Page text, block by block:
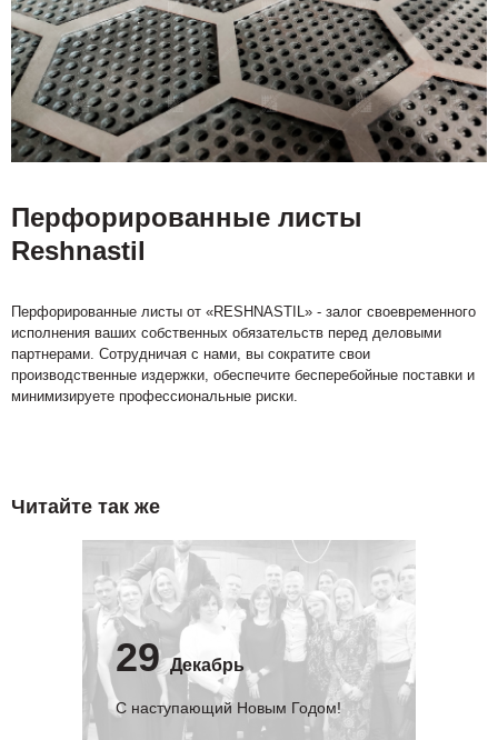
Перфорированные листы
Reshnastil
Перфорированные листы от «RESHNASTIL» - залог своевременного
исполнения ваших собственных обязательств перед деловыми
партнерами. Сотрудничая с нами, вы сократите свои
производственные издержки, обеспечите бесперебойные поставки и
минимизируете профессиональные риски.
Читайте так же
29 Декабрь
С наступающий Новым Годом!